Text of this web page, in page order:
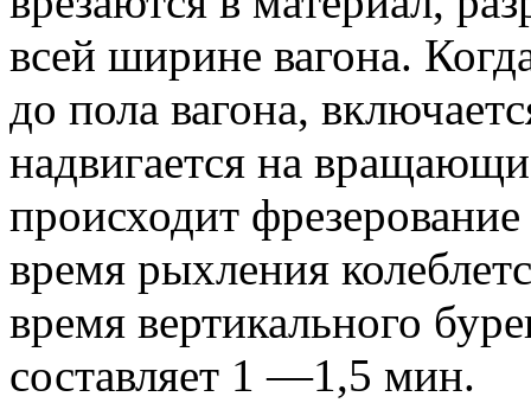
всей ширине вагона.
до пола вагона,
надвигается на
происходит
время рыхления
время вертикального
составляет 1 —1,5 мин.